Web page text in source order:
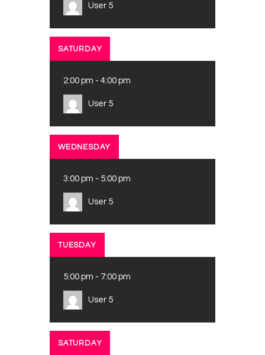
User 5
SATURDAY
2:00 pm - 4:00 pm
User 5
WEDNESDAY
3:00 pm - 5:00 pm
User 5
TUESDAY
5:00 pm - 7:00 pm
User 5
SATURDAY